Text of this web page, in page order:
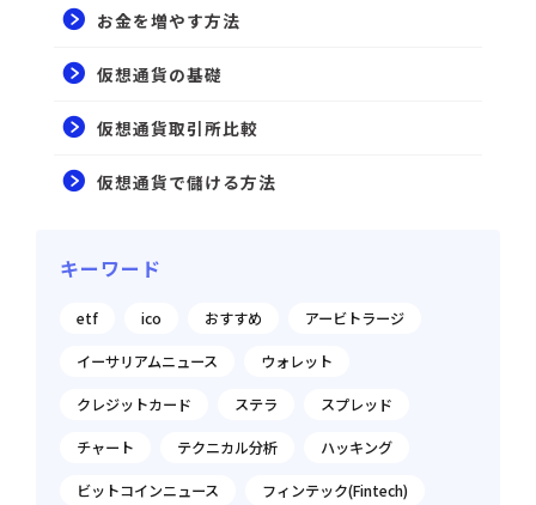
お金を増やす方法
仮想通貨の基礎
仮想通貨取引所比較
仮想通貨で儲ける方法
キーワード
etf ico おすすめ
アービトラージ
イーサリアムニュース
ウォレット
クレジットカード
ステラ
スプレッド
チャート
テクニカル分析
ハッキング
ビットコインニュース
フィンテック(Fintech)